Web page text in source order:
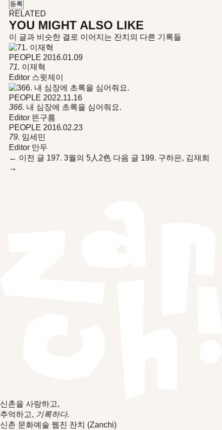
RELATED
YOU MIGHT ALSO LIKE
이 글과 비슷한 결로 이어지는 잔치의 다른 기록들
PEOPLE 2016.01.09
71. 이재혁
Editor 스윗제이
PEOPLE 2022.11.16
366. 내 심장에 초록을 심어줘요.
Editor 뜬구름
PEOPLE 2016.02.23
79. 임세민
Editor 만두
← 이전 글 197. 3월의 5人2色 다음 글 199. 구하은, 김재희
→
신촌을 사랑하고,
추억하고, 기록하다.
신촌 문화예술 웹진 잔치 (Zanchi)